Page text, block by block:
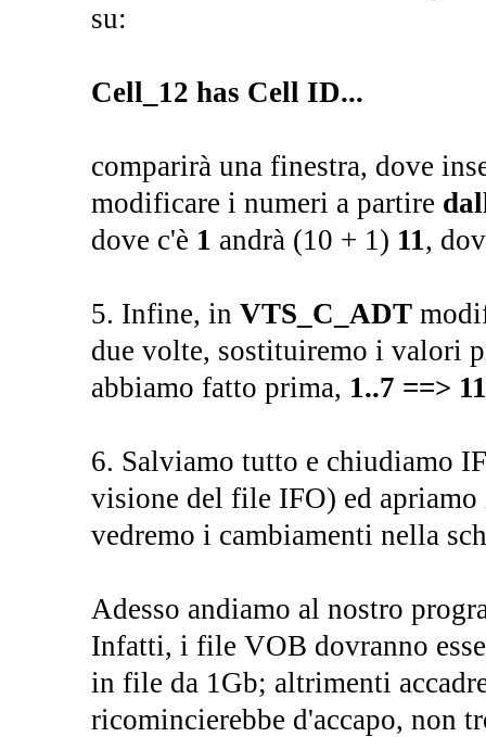
su:
Cell_12 has Cell ID...
comparirà una finestra, dove
modificare i numeri a partire
dove c'è 1 andrà (10 + 1) 11,
5. Infine, in VTS_C_ADT
due volte, sostituiremo i valori
abbiamo fatto prima, 1..7 ==>
6. Salviamo tutto e chiudiamo
visione del file IFO) ed
vedremo i cambiamenti nella
Adesso andiamo al nostro
Infatti, i file VOB dovranno
in file da 1Gb; altrimenti
ricomincierebbe d'accapo, non